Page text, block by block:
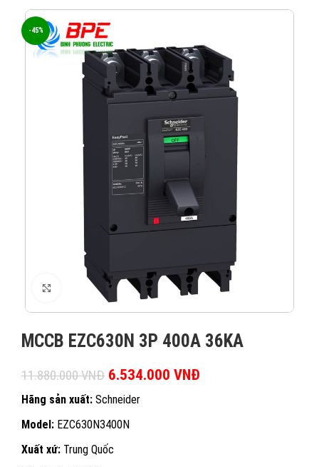
-45%
XEM ẢNH
MCCB EZC630N 3P 400A 36KA
11.880.000VNĐ Giá gốc là: 11.880.000 VNĐ.
6.534.000 VNĐ
Hãng sản xuất: Schneider
Model: EZC630N3400N
Xuất xứ: Trung Quốc